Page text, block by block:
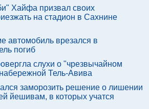
Хайфа призвал своих
на стадион в Сахнине
автомобиль врезался в
погиб
слухи о "чрезвычайном
Тель-Авива
заморозить решение о лишении
йешивам, в которых учатся